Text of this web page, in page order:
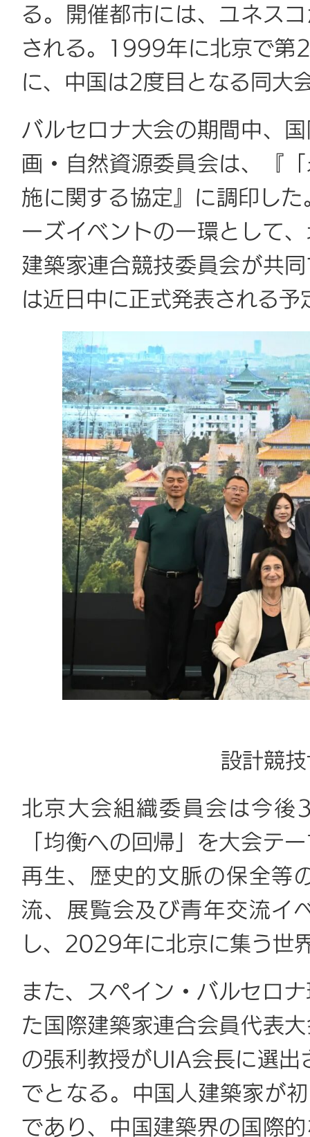
る。開催都市には、ユネス
される。1999年に北京で第
に、中国は2度目となる同大
バルセロナ大会の期間中、
画・自然資源委員会は、『
施に関する協定』に調印し
ーズイベントの一環として
建築家連合競技委員会が共
は近日中に正式発表される予
設計競
北京大会組織委員会は今
「均衡への回帰」を大会テ
再生、歴史的文脈の保全等
流、展覧会及び青年交流イ
し、2029年に北京に集う世
また、スペイン・バルセロ
た国際建築家連合会員代表
の張利教授がUIA会長に選
でとなる。中国人建築家が
であり、中国建築界の国際